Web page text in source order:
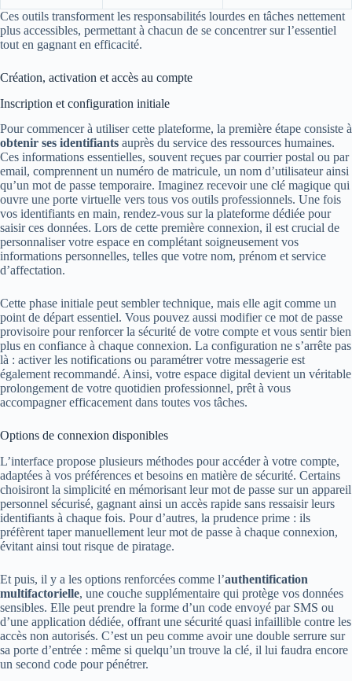
Ces outils transforment les responsabilités lourdes en tâches nettement
plus accessibles, permettant à chacun de se concentrer sur l’essentiel
tout en gagnant en efficacité.
Création, activation et accès au compte
Inscription et configuration initiale
Pour commencer à utiliser cette plateforme, la première étape consiste à
obtenir ses identifiants auprès du service des ressources humaines.
Ces informations essentielles, souvent reçues par courrier postal ou par
email, comprennent un numéro de matricule, un nom d’utilisateur ainsi
qu’un mot de passe temporaire. Imaginez recevoir une clé magique qui
ouvre une porte virtuelle vers tous vos outils professionnels. Une fois
vos identifiants en main, rendez-vous sur la plateforme dédiée pour
saisir ces données. Lors de cette première connexion, il est crucial de
personnaliser votre espace en complétant soigneusement vos
informations personnelles, telles que votre nom, prénom et service
d’affectation.
Cette phase initiale peut sembler technique, mais elle agit comme un
point de départ essentiel. Vous pouvez aussi modifier ce mot de passe
provisoire pour renforcer la sécurité de votre compte et vous sentir bien
plus en confiance à chaque connexion. La configuration ne s’arrête pas
là : activer les notifications ou paramétrer votre messagerie est
également recommandé. Ainsi, votre espace digital devient un véritable
prolongement de votre quotidien professionnel, prêt à vous
accompagner efficacement dans toutes vos tâches.
Options de connexion disponibles
L’interface propose plusieurs méthodes pour accéder à votre compte,
adaptées à vos préférences et besoins en matière de sécurité. Certains
choisiront la simplicité en mémorisant leur mot de passe sur un appareil
personnel sécurisé, gagnant ainsi un accès rapide sans ressaisir leurs
identifiants à chaque fois. Pour d’autres, la prudence prime : ils
préfèrent taper manuellement leur mot de passe à chaque connexion,
évitant ainsi tout risque de piratage.
Et puis, il y a les options renforcées comme l’authentification
multifactorielle, une couche supplémentaire qui protège vos données
sensibles. Elle peut prendre la forme d’un code envoyé par SMS ou
d’une application dédiée, offrant une sécurité quasi infaillible contre les
accès non autorisés. C’est un peu comme avoir une double serrure sur
sa porte d’entrée : même si quelqu’un trouve la clé, il lui faudra encore
un second code pour pénétrer.